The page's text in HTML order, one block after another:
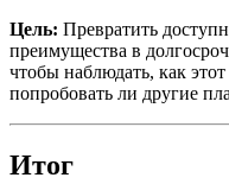
Цель: Превратить
преимущества в
чтобы наблюдать, как
попробовать ли другие
Итог